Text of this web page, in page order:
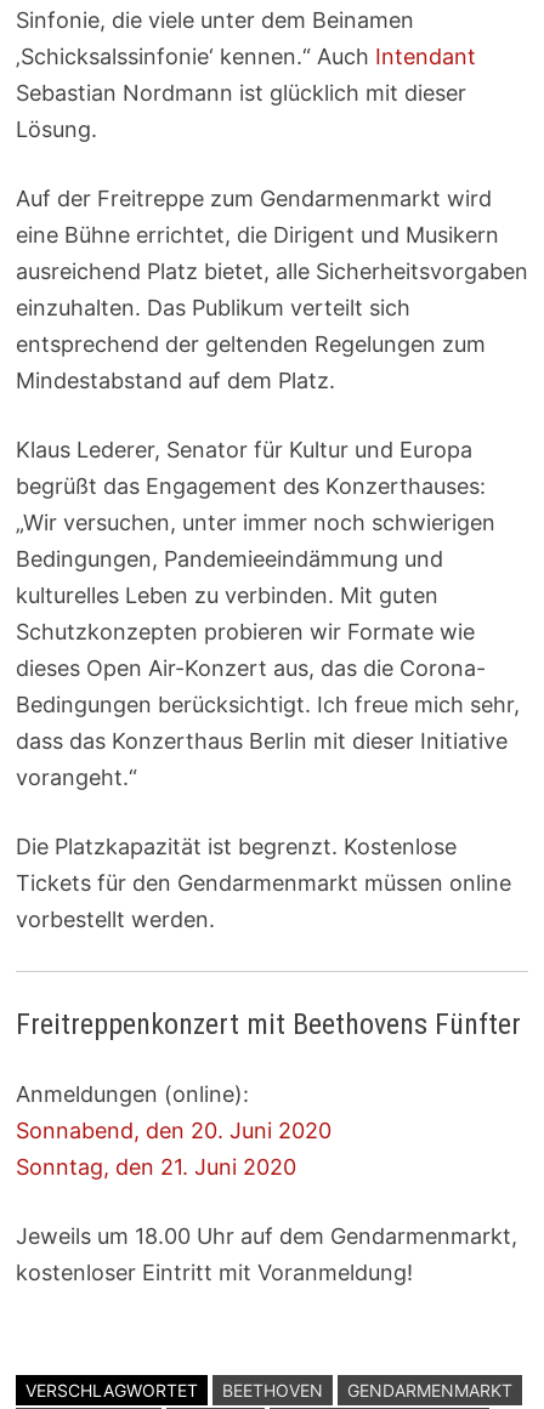
Sinfonie, die viele unter dem Beinamen
‚Schicksalssinfonie‘ kennen.“ Auch Intendant
Sebastian Nordmann ist glücklich mit dieser
Lösung.
Auf der Freitreppe zum Gendarmenmarkt wird
eine Bühne errichtet, die Dirigent und Musikern
ausreichend Platz bietet, alle Sicherheitsvorgaben
einzuhalten. Das Publikum verteilt sich
entsprechend der geltenden Regelungen zum
Mindestabstand auf dem Platz.
Klaus Lederer, Senator für Kultur und Europa
begrüßt das Engagement des Konzerthauses:
„Wir versuchen, unter immer noch schwierigen
Bedingungen, Pandemieeindämmung und
kulturelles Leben zu verbinden. Mit guten
Schutzkonzepten probieren wir Formate wie
dieses Open Air-Konzert aus, das die Corona-
Bedingungen berücksichtigt. Ich freue mich sehr,
dass das Konzerthaus Berlin mit dieser Initiative
vorangeht.“
Die Platzkapazität ist begrenzt. Kostenlose
Tickets für den Gendarmenmarkt müssen online
vorbestellt werden.
Freitreppenkonzert mit Beethovens Fünfter
Anmeldungen (online):
Sonnabend, den 20. Juni 2020
Sonntag, den 21. Juni 2020
Jeweils um 18.00 Uhr auf dem Gendarmenmarkt,
kostenloser Eintritt mit Voranmeldung!
VERSCHLAGWORTET BEETHOVEN GENDARMENMARKT